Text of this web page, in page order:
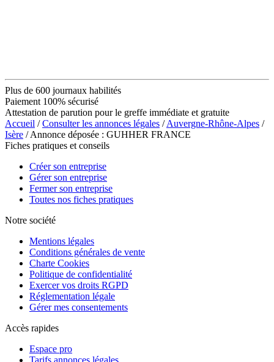
Plus de 600 journaux habilités
Paiement 100% sécurisé
Attestation de parution pour le greffe immédiate et gratuite
Accueil /Consulter les annonces légales /Auvergne-Rhône-Alpes /
Isère / Annonce déposée : GUHHER FRANCE
Fiches pratiques et conseils
Créer son entreprise
Gérer son entreprise
Fermer son entreprise
Toutes nos fiches pratiques
Notre société
Mentions légales
Conditions générales de vente
Charte Cookies
Politique de confidentialité
Exercer vos droits RGPD
Réglementation légale
Gérer mes consentements
Accès rapides
Espace pro
Tarifs annonces légales